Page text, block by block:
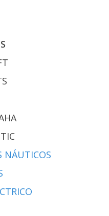
NÁUTICOS